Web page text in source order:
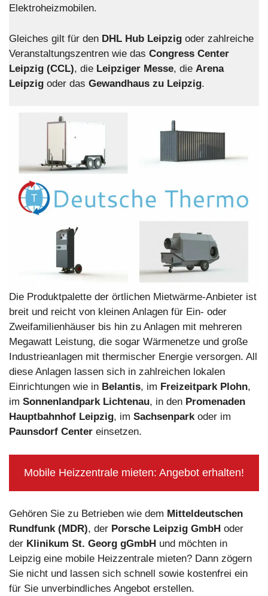
Elektroheizmobilen.
Gleiches gilt für den DHL Hub Leipzig oder zahlreiche
Veranstaltungszentren wie das Congress Center
Leipzig (CCL), die Leipziger Messe, die Arena
Leipzig oder das Gewandhaus zu Leipzig.
Die Produktpalette der örtlichen Mietwärme-Anbieter ist
breit und reicht von kleinen Anlagen für Ein- oder
Zweifamilienhäuser bis hin zu Anlagen mit mehreren
Megawatt Leistung, die sogar Wärmenetze und große
Industrieanlagen mit thermischer Energie versorgen. All
diese Anlagen lassen sich in zahlreichen lokalen
Einrichtungen wie in Belantis, im Freizeitpark Plohn,
im Sonnenlandpark Lichtenau, in den Promenaden
Hauptbahnhof Leipzig, im Sachsenpark oder im
Paunsdorf Center einsetzen.
Mobile Heizzentrale mieten: Angebot erhalten!
Gehören Sie zu Betrieben wie dem Mitteldeutschen
Rundfunk (MDR), der Porsche Leipzig GmbH oder
der Klinikum St. Georg gGmbH und möchten in
Leipzig eine mobile Heizzentrale mieten? Dann zögern
Sie nicht und lassen sich schnell sowie kostenfrei ein
für Sie unverbindliches Angebot erstellen.